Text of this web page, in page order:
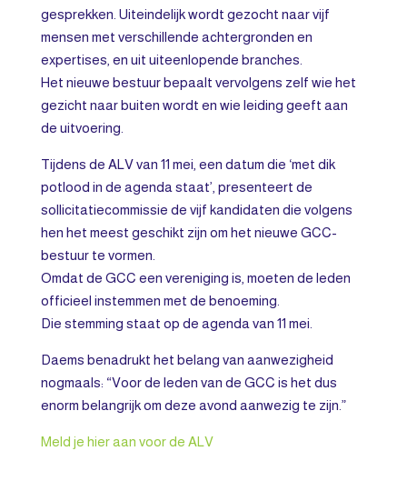
gesprekken. Uiteindelijk wordt gezocht naar vijf
mensen met verschillende achtergronden en
expertises, en uit uiteenlopende branches.
Het nieuwe bestuur bepaalt vervolgens zelf wie het
gezicht naar buiten wordt en wie leiding geeft aan
de uitvoering.
Tijdens de ALV van 11 mei, een datum die ‘met dik
potlood in de agenda staat’, presenteert de
sollicitatiecommissie de vijf kandidaten die volgens
hen het meest geschikt zijn om het nieuwe GCC-
bestuur te vormen.
Omdat de GCC een vereniging is, moeten de leden
officieel instemmen met de benoeming.
Die stemming staat op de agenda van 11 mei.
Daems benadrukt het belang van aanwezigheid
nogmaals: “Voor de leden van de GCC is het dus
enorm belangrijk om deze avond aanwezig te zijn.”
Meld je hier aan voor de ALV